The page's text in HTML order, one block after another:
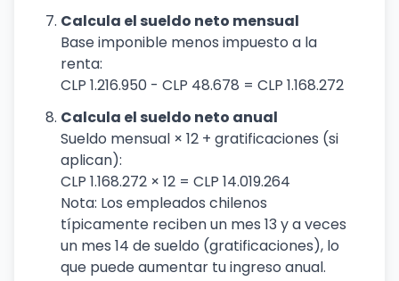
Calcula el sueldo neto mensual
Base imponible menos impuesto a la
renta:
CLP 1.216.950 - CLP 48.678 = CLP 1.168.272
Calcula el sueldo neto anual
Sueldo mensual × 12 + gratificaciones (si
aplican):
CLP 1.168.272 × 12 = CLP 14.019.264
Nota: Los empleados chilenos
típicamente reciben un mes 13 y a veces
un mes 14 de sueldo (gratificaciones), lo
que puede aumentar tu ingreso anual.